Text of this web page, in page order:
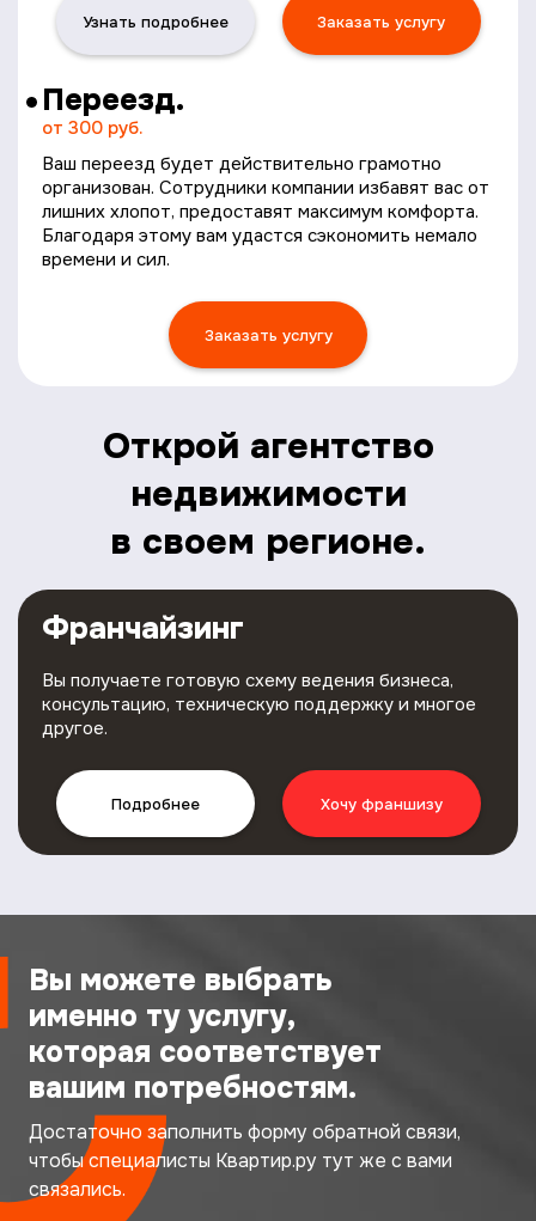
Узнать подробнее Заказать услугу
Переезд.
от 300 руб.
Ваш переезд будет действительно грамотно
организован. Сотрудники компании избавят вас от
лишних хлопот, предоставят максимум комфорта.
Благодаря этому вам удастся сэкономить немало
времени и сил.
Заказать услугу
Открой агентство
недвижимости
в своем регионе.
Франчайзинг
Вы получаете готовую схему ведения бизнеса,
консультацию, техническую поддержку и многое
другое.
Подробнее Хочу франшизу
Вы можете выбрать
именно ту услугу,
которая соответствует
вашим потребностям.
Достаточно заполнить форму обратной связи,
чтобы специалисты Квартир.ру тут же с вами
связались.